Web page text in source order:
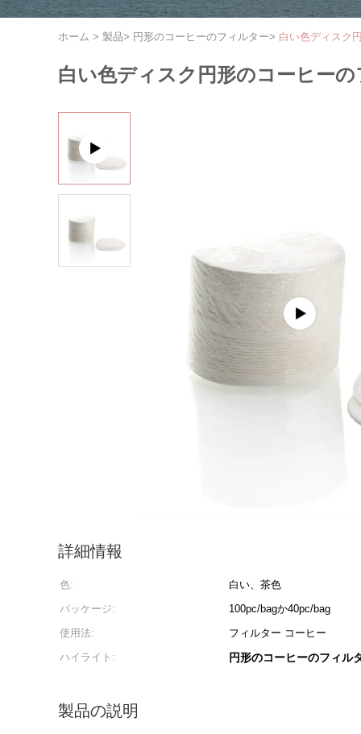
ホーム > 製品> 円形のコーヒーのフィルター> 白い色ディスク
白い色ディスク円形のコーヒー
詳細情報
色:
白い、茶色
パッケージ:
100pc/bagか40pc/bag
使用法:
フィルター コーヒー
ハイライト:
円形のコーヒーのフィル
製品の説明